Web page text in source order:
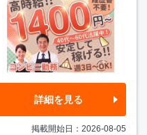
詳細を見る
掲載開始日：2026-08-05